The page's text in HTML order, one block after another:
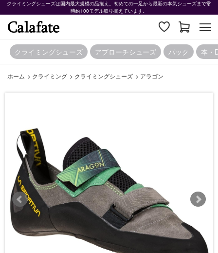
クライミングシューズは国内最大規模の品揃え。初めての一足から最新の本気シューズまで常
時約100モデル取り揃えています。
クライミングシューズ アプローチシューズ パック 本・
ホーム > クライミング > クライミングシューズ > アラゴン